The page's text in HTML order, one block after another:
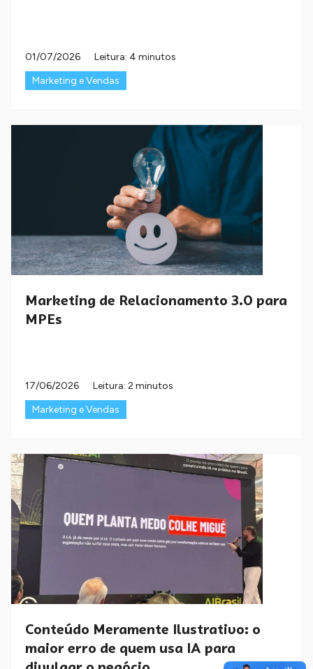
01/07/2026
Leitura: 4 minutos
Marketing e Vendas
Marketing de Relacionamento 3.0 para
MPEs
17/06/2026
Leitura: 2 minutos
Marketing e Vendas
Conteúdo Meramente Ilustrativo: o
maior erro de quem usa IA para